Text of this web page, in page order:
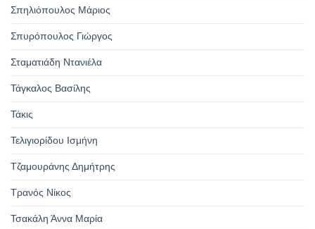
Σπηλιόπουλος Μάριος
Σπυρόπουλος Γιώργος
Σταματιάδη Ντανιέλα
Τάγκαλος Βασίλης
Τάκις
Τελιγιορίδου Ισμήνη
Τζαμουράνης Δημήτρης
Τρανός Νίκος
Τσακάλη Άννα Μαρία